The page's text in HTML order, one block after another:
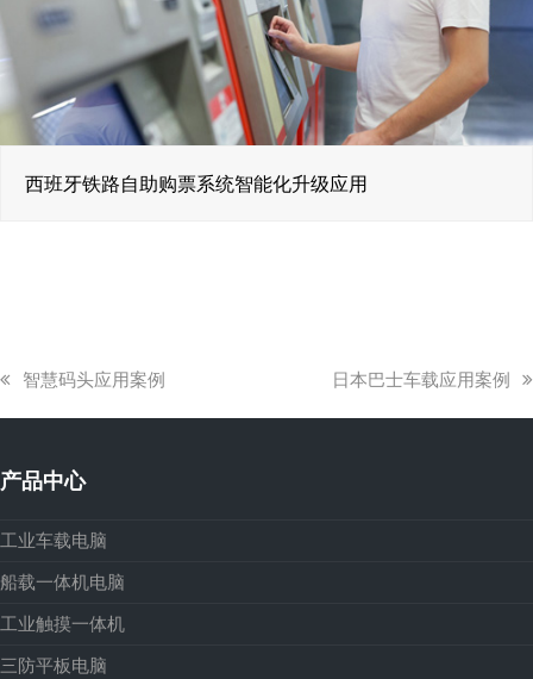
西班牙铁路自助购票系统智能化升级应用
上
章:
智慧码头应用案例
下
日本巴士车载应用案例
产品中心
工业车载电脑
船载一体机电脑
工业触摸一体机
三防平板电脑